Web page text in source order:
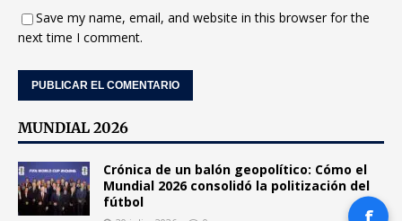
Save my name, email, and website in this browser for the
next time I comment.
MUNDIAL 2026
Crónica de un balón geopolítico: Cómo el
Mundial 2026 consolidó la politización del
fútbol